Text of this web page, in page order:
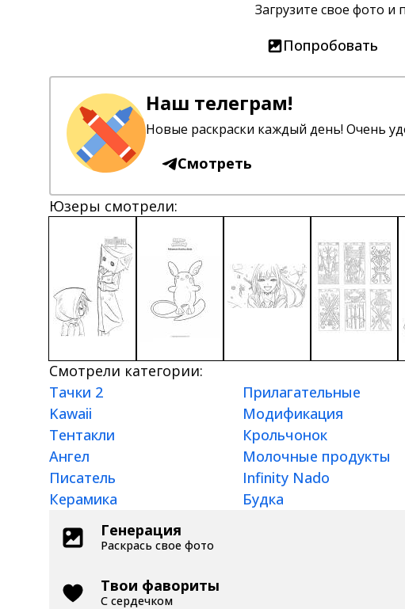
Загрузите свое фото и
Попробовать
Наш телеграм!
Новые раскраски каждый день! Очень
Смотреть
Юзеры смотрели:
Смотрели категории:
Тачки 2
Прилагательные
Kawaii
Модификация
Тентакли
Крольчонок
Ангел
Молочные продукты
Писатель
Infinity Nado
Керамика
Будка
Генерация
Раскрась свое фото
Твои фавориты
С сердечком